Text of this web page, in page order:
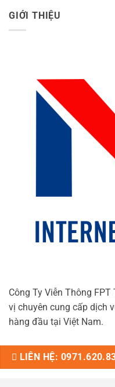
GIỚI THIỆU
Công Ty Viễn Thông
vị chuyên cung cấp dịch
hàng đầu tại Việt Nam.
LIÊN HỆ: